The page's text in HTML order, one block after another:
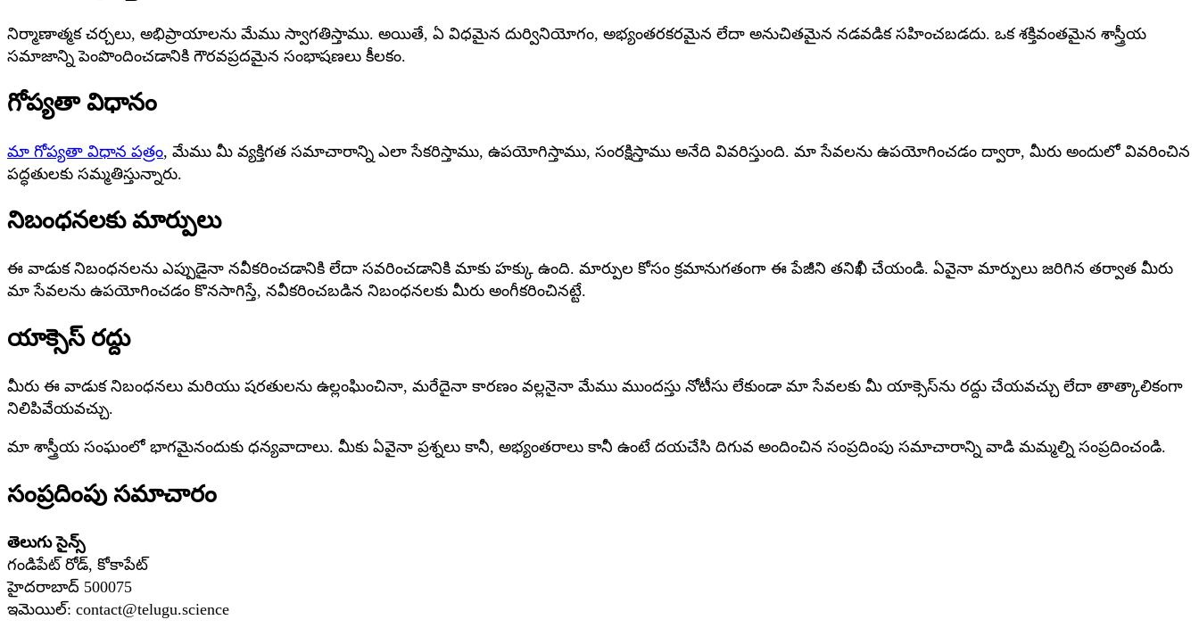
నిర్మాణాత్మక చర్చలు, అభిప్రాయాలను మేము స్వాగతిస్తాము. అయితే, ఏ విధమైన దుర్వినియోగం, అభ్యంతరకరమైన లేదా అనుచితమైన నడవడిక సహించబడదు. ఒక శక్తివంతమైన శాస్త్రీయ
సమాజాన్ని పెంపొందించడానికి గౌరవప్రదమైన సంభాషణలు కీలకం.
గోప్యతా విధానం
మా గోప్యతా విధాన పత్రం, మేము మీ వ్యక్తిగత సమాచారాన్ని ఎలా సేకరిస్తాము, ఉపయోగిస్తాము, సంరక్షిస్తాము అనేది వివరిస్తుంది. మా సేవలను ఉపయోగించడం ద్వారా, మీరు అందులో వివరించిన
పద్ధతులకు సమ్మతిస్తున్నారు.
నిబంధనలకు మార్పులు
ఈ వాడుక నిబంధనలను ఎప్పుడైనా నవీకరించడానికి లేదా సవరించడానికి మాకు హక్కు ఉంది. మార్పుల కోసం క్రమానుగతంగా ఈ పేజీని తనిఖీ చేయండి. ఏవైనా మార్పులు జరిగిన తర్వాత మీరు
మా సేవలను ఉపయోగించడం కొనసాగిస్తే, నవీకరించబడిన నిబంధనలకు మీరు అంగీకరించినట్టే.
యాక్సెస్ రద్దు
మీరు ఈ వాడుక నిబంధనలు మరియు షరతులను ఉల్లంఘించినా, మరేదైనా కారణం వల్లనైనా మేము ముందస్తు నోటీసు లేకుండా మా సేవలకు మీ యాక్సెస్‌ను రద్దు చేయవచ్చు లేదా తాత్కాలికంగా
నిలిపివేయవచ్చు.
మా శాస్త్రీయ సంఘంలో భాగమైనందుకు ధన్యవాదాలు. మీకు ఏవైనా ప్రశ్నలు కానీ, అభ్యంతరాలు కానీ ఉంటే దయచేసి దిగువ అందించిన సంప్రదింపు సమాచారాన్ని వాడి మమ్మల్ని సంప్రదించండి.
సంప్రదింపు సమాచారం
తెలుగు సైన్స్
గండిపేట్ రోడ్, కోకాపేట్
హైదరాబాద్ 500075
ఇమెయిల్: contact@telugu.science